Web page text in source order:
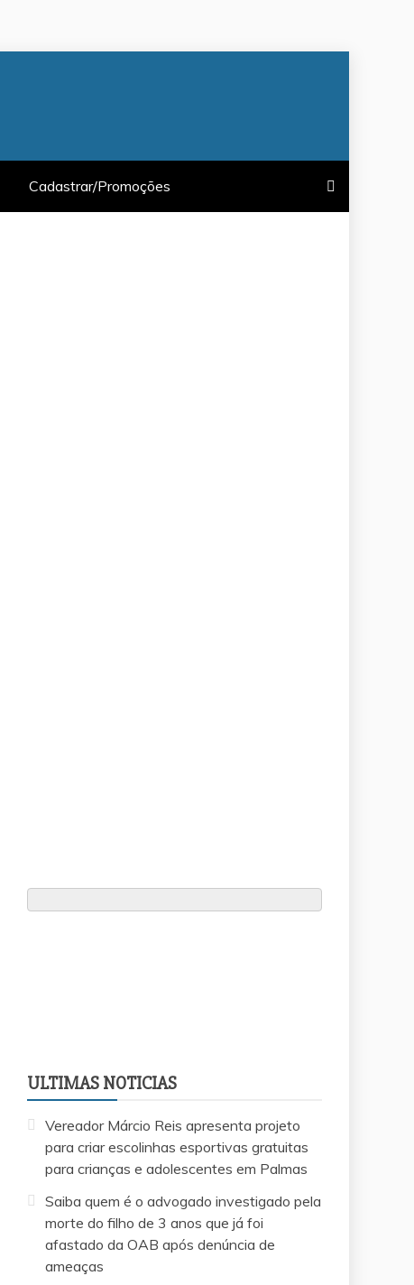
Cadastrar/Promoções
ULTIMAS NOTICIAS
Vereador Márcio Reis apresenta projeto
para criar escolinhas esportivas gratuitas
para crianças e adolescentes em Palmas
Saiba quem é o advogado investigado pela
morte do filho de 3 anos que já foi
afastado da OAB após denúncia de
ameaças